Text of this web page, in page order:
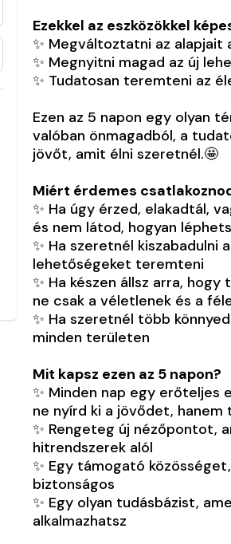
Ezekkel az eszközökkel
✨ Megváltoztatni az alapjait
✨ Megnyitni magad az új
✨ Tudatosan teremteni az
Ezen az 5 napon egy olyan
valóban önmagadból, a
jövőt, amit élni szeretnél.🤩
Miért érdemes
✨ Ha úgy érzed, elakadtál,
és nem látod, hogyan
✨ Ha szeretnél kiszabadulni
lehetőségeket teremteni
✨ Ha készen állsz arra,
ne csak a véletlenek és a
✨ Ha szeretnél több
minden területen
Mit kapsz ezen az 5 napon?
✨ Minden nap egy erőteljes
ne nyírd ki a jövődet,
✨ Rengeteg új nézőpontot,
hitrendszerek alól
✨ Egy támogató
biztonságos
✨ Egy olyan tudásbázist,
alkalmazhatsz